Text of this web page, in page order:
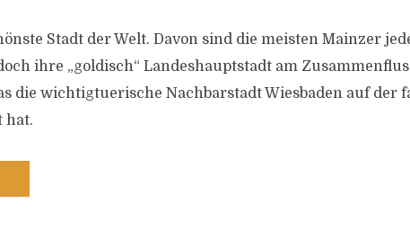
Stadt der Welt. Davon sind die meisten Mainzer
ihre „goldisch“ Landeshauptstadt am
die wichtigtuerische Nachbarstadt Wiesbaden auf der
hat.